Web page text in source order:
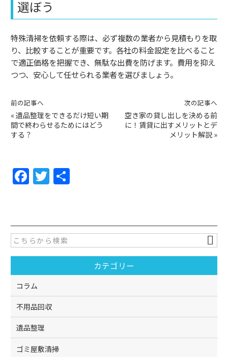
選ぼう
特殊清掃を依頼する際は、必ず複数の業者から見積もりを取
り、比較することが重要です。各社の料金設定を比べること
で適正価格を把握でき、無駄な出費を防げます。費用を抑え
つつ、安心して任せられる業者を選びましょう。
前の記事へ
« 遺品整理をできるだけ短い期
間で終わらせるためにはどう
する？
次の記事へ
空き家の貸し出しを決める前
に！賃貸に出すメリットとデ
メリット解説 »
F
e
b
o
o
k
T
er
カテゴリー
コラム
不用品回収
遺品整理
ゴミ屋敷清掃